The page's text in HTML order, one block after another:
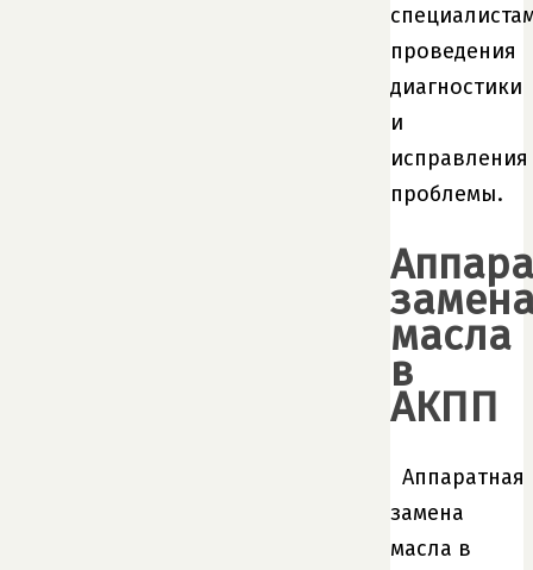
проведения
диагностики
и
исправления
проблемы.
масла
в
АКПП
Аппаратная
замена
масла в